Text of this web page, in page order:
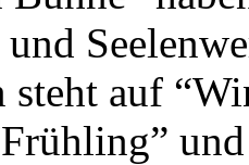
steht auf